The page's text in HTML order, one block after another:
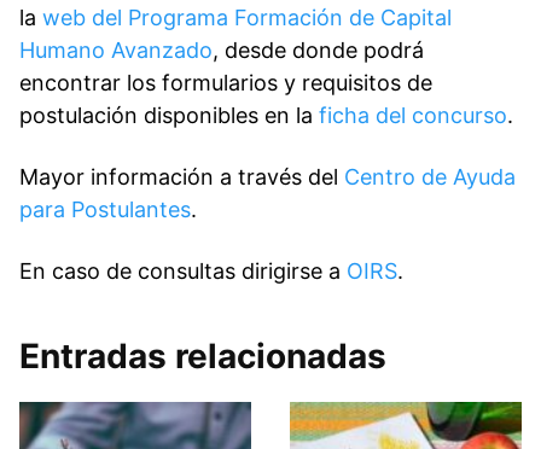
la web del Programa Formación de Capital
Humano Avanzado, desde donde podrá
encontrar los formularios y requisitos de
postulación disponibles en la ficha del concurso.
Mayor información a través del Centro de Ayuda
para Postulantes.
En caso de consultas dirigirse a OIRS.
Entradas relacionadas